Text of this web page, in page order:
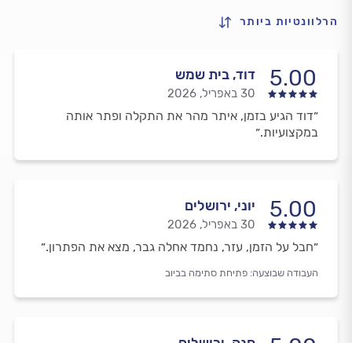
הרלוונטיות ביותר
5.00 דוד, בית שמש
30 באפריל, 2026
״דוד הגיע בזמן, איתר מהר את התקלה ופתר אותה
במקצועיות.״
5.00 יוני, ירושלים
30 באפריל, 2026
״חבל על הזמן, עזר, נחמד אחלה גבר, מצא את הפתרון.״
העבודה שבוצעה: פתיחת סתימה בביוב